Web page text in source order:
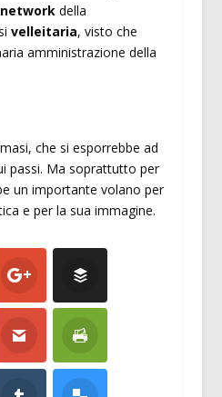
della
velleitaria, visto che
amministrazione della
che si esporrebbe ad
passi. Ma soprattutto per
un importante volano per
e per la sua immagine.